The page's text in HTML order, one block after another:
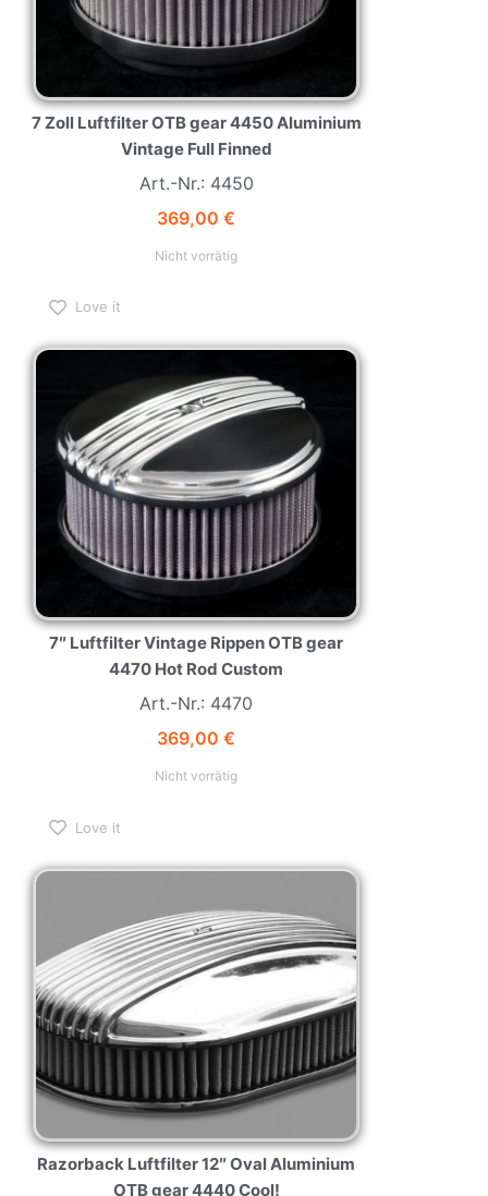
7 Zoll Luftfilter OTB gear 4450 Aluminium
Vintage Full Finned
Art.-Nr.: 4450
369,00 €
Nicht vorrätig
Love it
7″ Luftfilter Vintage Rippen OTB gear
4470 Hot Rod Custom
Art.-Nr.: 4470
369,00 €
Nicht vorrätig
Love it
Razorback Luftfilter 12″ Oval Aluminium
OTB gear 4440 Cool!